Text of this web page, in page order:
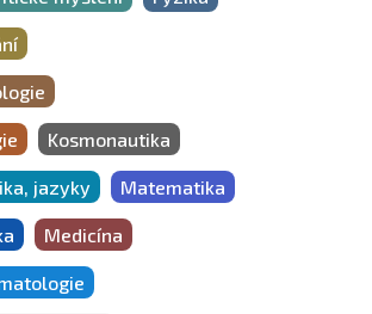
Kosmonautika
jazyky Matematika
Medicína